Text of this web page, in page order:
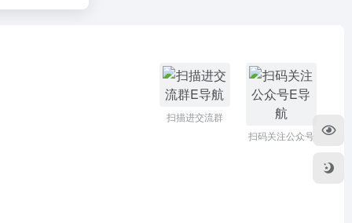
扫描进交流群
扫码关注公众号